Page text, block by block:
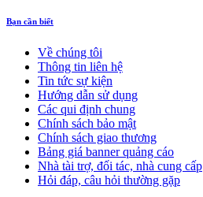
Bạn cần biết
Về chúng tôi
Thông tin liên hệ
Tin tức sự kiện
Hướng dẫn sử dụng
Các qui định chung
Chính sách bảo mật
Chính sách giao thương
Bảng giá banner quảng cáo
Nhà tài trợ, đối tác, nhà cung cấp
Hỏi đáp, câu hỏi thường gặp